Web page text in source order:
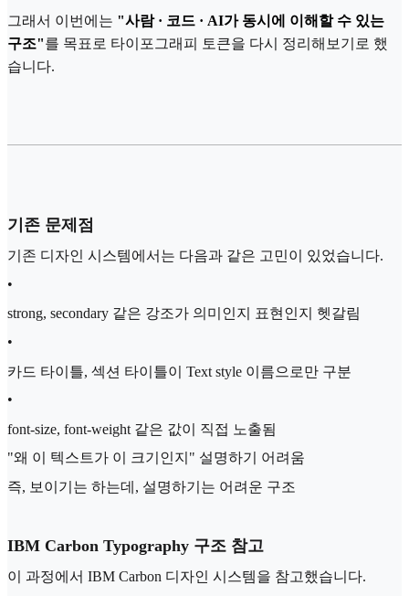
그래서 이번에는 "사람 · 코드 · AI가 동시에 이해할 수 있는
구조"를 목표로 타이포그래피 토큰을 다시 정리해보기로 했
습니다.
기존 문제점
기존 디자인 시스템에서는 다음과 같은 고민이 있었습니다.
•
strong, secondary 같은 강조가 의미인지 표현인지 헷갈림
•
카드 타이틀, 섹션 타이틀이 Text style 이름으로만 구분
•
font-size, font-weight 같은 값이 직접 노출됨
"왜 이 텍스트가 이 크기인지" 설명하기 어려움
즉, 보이기는 하는데, 설명하기는 어려운 구조
IBM Carbon Typography 구조 참고
이 과정에서 IBM Carbon 디자인 시스템을 참고했습니다.